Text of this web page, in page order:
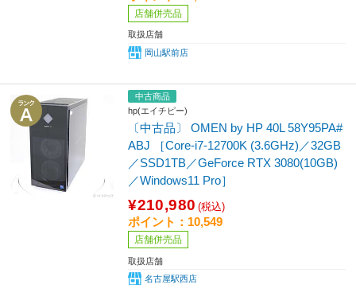
店舗併売品
取扱店舗
岡山駅前店
中古商品
hp(エイチピー)
〔中古品〕 OMEN by HP 40L 58Y95PA#
ABJ ［Core-i7-12700K (3.6GHz)／32GB
／SSD1TB／GeForce RTX 3080(10GB)
／Windows11 Pro］
¥210,980 (税込)
ポイント：10,549
店舗併売品
取扱店舗
名古屋駅西店